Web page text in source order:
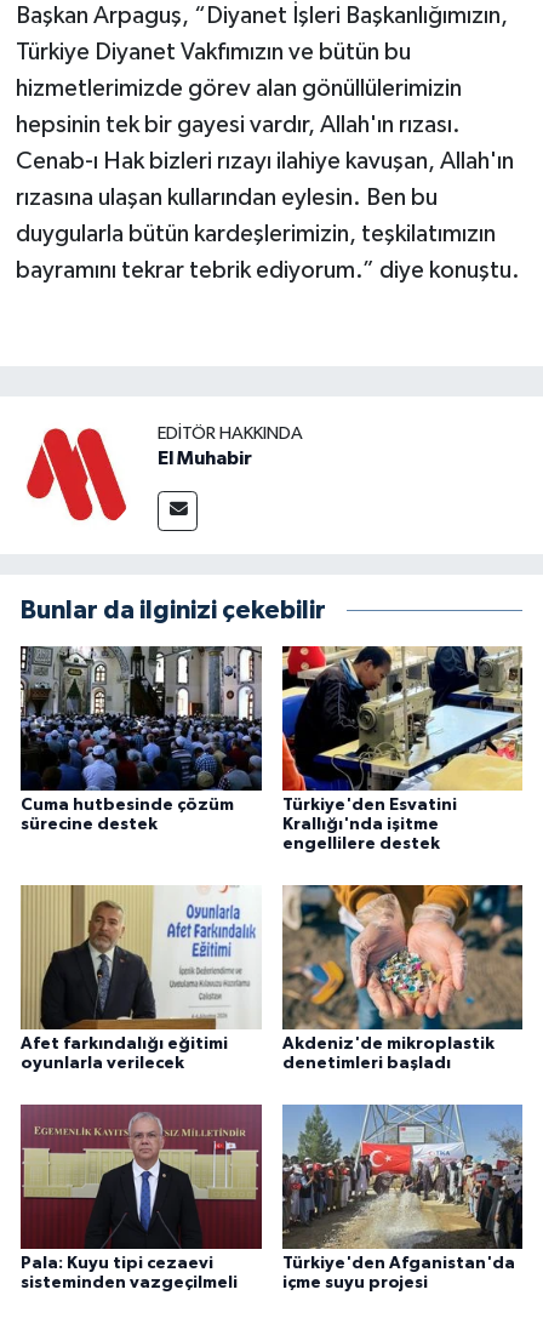
Başkan Arpaguş, “Diyanet İşleri Başkanlığımızın,
Türkiye Diyanet Vakfımızın ve bütün bu
hizmetlerimizde görev alan gönüllülerimizin
hepsinin tek bir gayesi vardır, Allah'ın rızası.
Cenab-ı Hak bizleri rızayı ilahiye kavuşan, Allah'ın
rızasına ulaşan kullarından eylesin. Ben bu
duygularla bütün kardeşlerimizin, teşkilatımızın
bayramını tekrar tebrik ediyorum.” diye konuştu.
EDITÖR HAKKINDA
El Muhabir
Bunlar da ilginizi çekebilir
Cuma hutbesinde çözüm
sürecine destek
Türkiye'den Esvatini
Krallığı'nda işitme
engellilere destek
Afet farkındalığı eğitimi
oyunlarla verilecek
Akdeniz'de mikroplastik
denetimleri başladı
Pala: Kuyu tipi cezaevi
sisteminden vazgeçilmeli
Türkiye'den Afganistan'da
içme suyu projesi